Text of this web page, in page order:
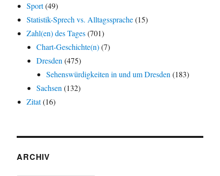
Sport(49)
Statistik-Sprech vs. Alltagssprache(15)
Zahl(en) des Tages(701)
Chart-Geschichte(n)(7)
Dresden(475)
Sehenswürdigkeiten in und um Dresden(183)
Sachsen(132)
Zitat(16)
ARCHIV